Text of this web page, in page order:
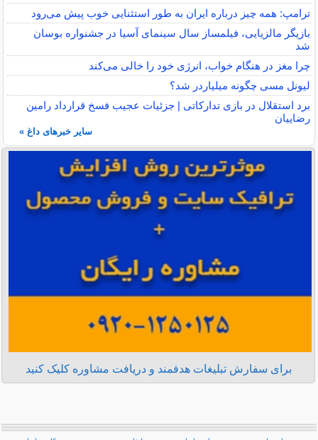
ترامپ: همه چیز درباره ایران به طور استثنایی خوب پیش می‌رود
بازیگر مالزیایی، فیلمساز سال سینمای آسیا در جشنواره بوسان
شد
چرا مغز در هنگام خواب، انرژی خود را خالی می‌کند
لیونل مسی چگونه میلیاردر شد؟
برد استقلال در بازی تدارکاتی | جزئیات عجیب فسخ قرارداد رامین
رضاییان
سایر خبرهای داغ »
برای سفارش تبلیغات هدفمند و دریافت مشاوره کلیک کنید